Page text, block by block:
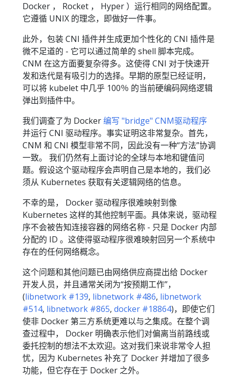
Docker ， Rocket ， Hyper ）运行相同的网络配置。
它遵循 UNIX 的理念，即做好一件事。
此外，包装 CNI 插件并生成更加个性化的 CNI 插件是
微不足道的 - 它可以通过简单的 shell 脚本完成。
CNM 在这方面要复杂得多。这使得 CNI 对于快速开
发和迭代是有吸引力的选择。早期的原型已经证明，
可以将 kubelet 中几乎 100％ 的当前硬编码网络逻辑
弹出到插件中。
我们调查了为 Docker编写 "bridge" CNM驱动程序
并运行 CNI 驱动程序。事实证明这非常复杂。首先，
CNM 和 CNI 模型非常不同，因此没有一种“方法”协调
一致。 我们仍然有上面讨论的全球与本地和键值问
题。假设这个驱动程序会声明自己是本地的，我们必
须从 Kubernetes 获取有关逻辑网络的信息。
不幸的是， Docker 驱动程序很难映射到像
Kubernetes 这样的其他控制平面。具体来说，驱动程
序不会被告知连接容器的网络名称 - 只是 Docker 内部
分配的 ID 。这使得驱动程序很难映射回另一个系统中
存在的任何网络概念。
这个问题和其他问题已由网络供应商提出给 Docker
开发人员，并且通常关闭为“按预期工作”，
(libnetwork #139, libnetwork #486, libnetwork
#514, libnetwork #865, docker #18864)，即使它们
使非 Docker 第三方系统更难以与之集成。在整个调
查过程中， Docker 明确表示他们对偏离当前路线或
委托控制的想法不太欢迎。这对我们来说非常令人担
忧，因为 Kubernetes 补充了 Docker 并增加了很多
功能，但它存在于 Docker 之外。